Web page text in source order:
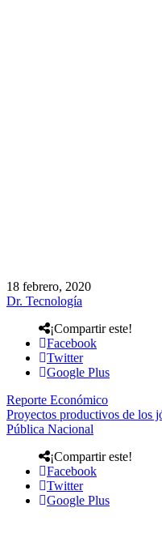
18 febrero, 2020
Dr. Tecnología
¡Compartir este!
Facebook
Twitter
Google Plus
Reporte Económico
Proyectos productivos de los
Pública Nacional
¡Compartir este!
Facebook
Twitter
Google Plus